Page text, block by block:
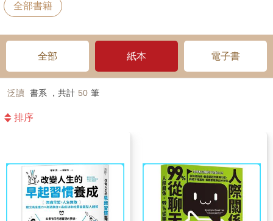
全部書籍
全部 紙本 電子書
泛讀 書系 ，共計 50 筆
排序